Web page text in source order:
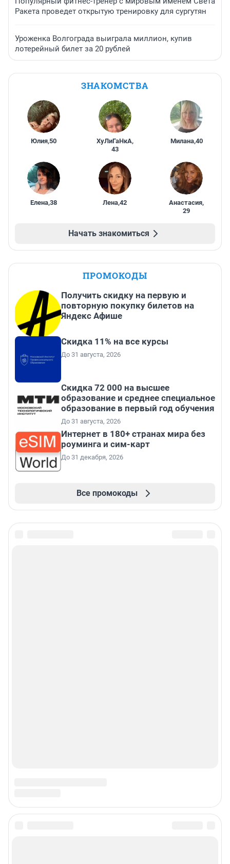
Ракета проведет открытую тренировку для сургутян
Уроженка Волгограда выиграла миллион, купив
лотерейный билет за 20 рублей
ЗНАКОМСТВА
Юлия,50 ХуЛиГаНкА,
43
Милана,40
Елена,38 Лена,42 Анастасия,
29
Начать знакомиться
ПРОМОКОДЫ
Получить скидку на первую и
повторную покупку билетов на
Яндекс Афише
Скидка 11% на все курсы
До 31 августа, 2026
Скидка 72 000 на высшее
образование и среднее специальное
образование в первый год обучения
До 31 августа, 2026
Интернет в 180+ странах мира без
роуминга и сим-карт
До 31 декабря, 2026
Все промокоды